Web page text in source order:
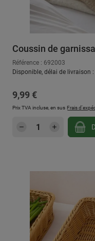
Coussin de
Référence : 692003
Disponible, délai de livraison
Prix régulier :
9,99 €
Prix TVA incluse, en sus Frais
Quantité de